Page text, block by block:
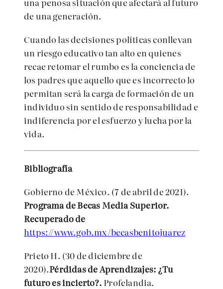
de una generación.
Cuando las decisiones políticas conllevan
un riesgo educativo tan alto en quienes
recae retomar el rumbo es la conciencia de
los padres que aquello que es incorrecto lo
permitan será la carga de formación de un
individuo sin sentido de responsabilidad e
indiferencia por el esfuerzo y lucha por la
vida.
Bibliografía
Gobierno de México. (7 de abril de 2021).
Programa de Becas Media Superior.
Recuperado de
https://www.gob.mx/becasbenitojuarez
Prieto H. (30 de diciembre de
2020).Pérdidas de Aprendizajes: ¿Tu
futuro es incierto?. Profelandia.